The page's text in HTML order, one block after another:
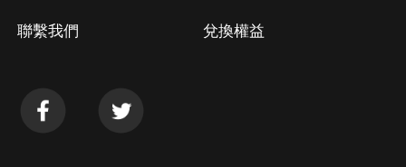
聯繫我們 兌換權益